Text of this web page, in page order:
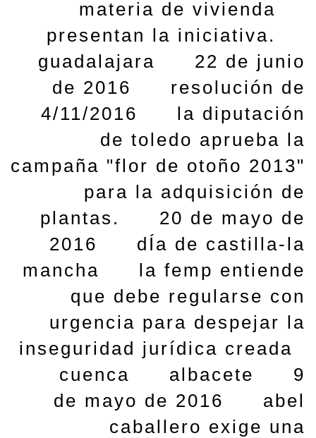
materia de vivienda
presentan la iniciativa.
guadalajara
22 de junio
de 2016
resolución de
4/11/2016
la diputación
de toledo aprueba la
campaña "flor de otoño 2013"
para la adquisición de
plantas.
20 de mayo de
2016
dÍa de castilla-la
mancha
la femp entiende
que debe regularse con
urgencia para despejar la
inseguridad jurídica creada
cuenca
albacete
9
de mayo de 2016
abel
caballero exige una